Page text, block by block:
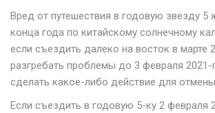
Вред от путешествия в годовую звезду 5
конца года по китайскому солнечному
если съездить далеко на восток в марте
разгребать проблемы до 3 февраля 2021-
сделать какое-либо действие для
Если съездить в годовую 5-ку 2 февраля